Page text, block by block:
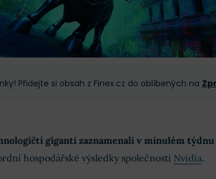
Přidejte si obsah z Finex.cz do oblíbených na
giganti zaznamenali v minulém
hospodářské výsledky společnosti Nvidia.